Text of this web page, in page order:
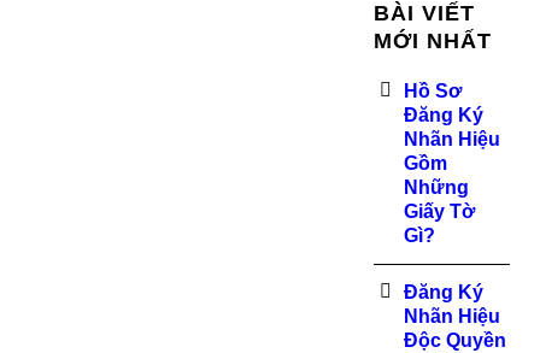
BÀI VIẾT
MỚI NHẤT
Hồ Sơ
Đăng Ký
Nhãn Hiệu
Gồm
Những
Giấy Tờ
Gì?
Đăng Ký
Nhãn Hiệu
Độc Quyền